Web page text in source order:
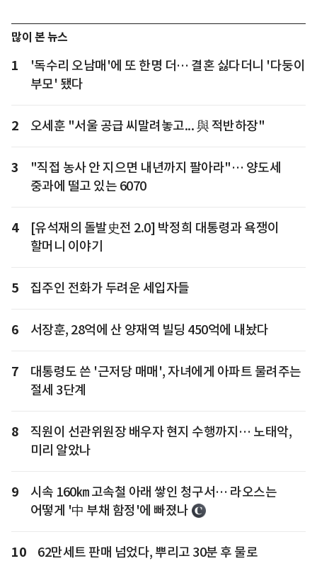
많이 본 뉴스
1
'독수리 오남매'에 또 한명 더… 결혼 싫다더니 '다둥이
부모' 됐다
2 오세훈 "서울 공급 씨말려놓고... 與 적반하장"
3
"직접 농사 안 지으면 내년까지 팔아라"… 양도세
중과에 떨고 있는 6070
4
[유석재의 돌발史전 2.0] 박정희 대통령과 욕쟁이
할머니 이야기
5 집주인 전화가 두려운 세입자들
6 서장훈, 28억에 산 양재역 빌딩 450억에 내놨다
7
대통령도 쓴 '근저당 매매', 자녀에게 아파트 물려주는
절세 3단계
8
직원이 선관위원장 배우자 현지 수행까지… 노태악,
미리 알았나
9
시속 160㎞ 고속철 아래 쌓인 청구서… 라오스는
어떻게 '中 부채 함정'에 빠졌나
10
62만세트 판매 넘었다, 뿌리고 30분 후 물로